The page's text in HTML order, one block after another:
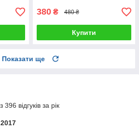
380 ₴ 480 ₴
Купити
Показати ще
відгуків за рік